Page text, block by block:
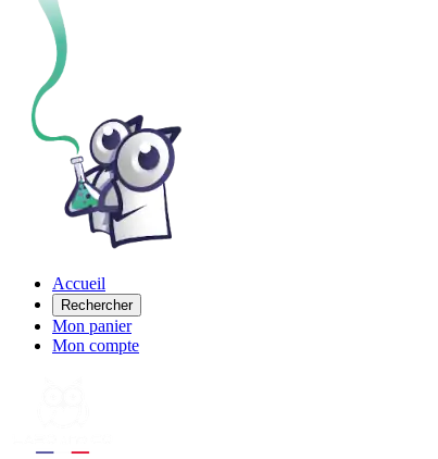
Accueil
Rechercher
Mon panier
Mon compte